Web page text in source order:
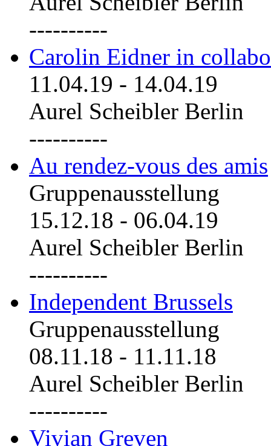
----------
Carolin Eidner in
11.04.19 - 14.04.19
Aurel Scheibler Berlin
----------
Au rendez-vous des amis
Gruppenausstellung
15.12.18 - 06.04.19
Aurel Scheibler Berlin
----------
Independent Brussels
Gruppenausstellung
08.11.18 - 11.11.18
Aurel Scheibler Berlin
----------
Vivian Greven